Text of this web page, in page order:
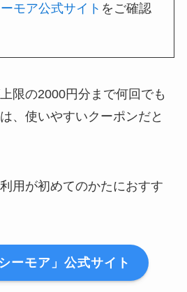
モア公式サイト をご確認
限の2000円分まで何回でも
、使いやすいクーポンだと
用が初めてのかたにおすす
ーモア」公式サイト